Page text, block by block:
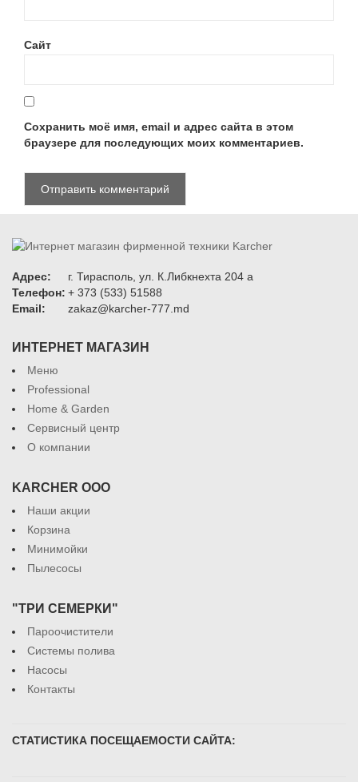
Сайт
Сохранить моё имя, email и адрес сайта в этом
браузере для последующих моих комментариев.
Адрес:
г. Тирасполь, ул. К.Либкнехта 204 а
Телефон: + 373 (533) 51588
Email:
zakaz@karcher-777.md
ИНТЕРНЕТ МАГАЗИН
Меню
Professional
Home & Garden
Сервисный центр
О компании
KARCHER ООО
Наши акции
Корзина
Минимойки
Пылесосы
"ТРИ СЕМЕРКИ"
Пароочистители
Системы полива
Насосы
Контакты
СТАТИСТИКА ПОСЕЩАЕМОСТИ САЙТА: